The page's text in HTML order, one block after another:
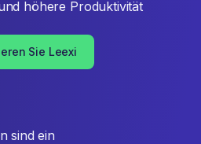
höhere Produktivität
Sie Leexi
sind ein